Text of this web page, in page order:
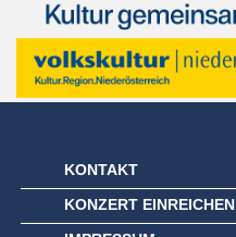
KONTAKT
KONZERT EINREICHEN